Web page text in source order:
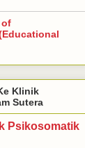
of
Klinik
Sutera
Psikosomatik